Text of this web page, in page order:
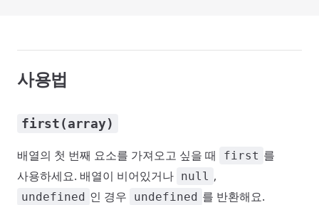
사용법
first(array)
배열의 첫 번째 요소를 가져오고 싶을 때 first 를
사용하세요. 배열이 비어있거나 null ,
undefined 인 경우 undefined 를 반환해요.